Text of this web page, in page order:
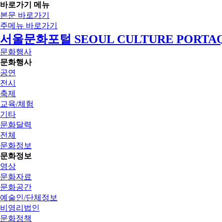
바로가기 메뉴
본문 바로가기
주메뉴 바로가기
서울문화포털 SEOUL CULTURE
문화행사
문화행사
공연
전시
축제
교육/체험
기타
문화달력
전체
문화정보
문화정보
영상
문화자료
문화공간
예술인/단체정보
비영리법인
문화정책